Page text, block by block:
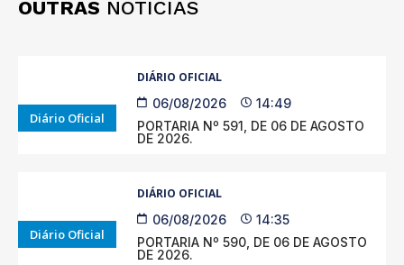
OUTRAS NOTÍCIAS
Diário Oficial
DIÁRIO OFICIAL
06/08/2026
14:49
PORTARIA Nº 591, DE 06 DE AGOSTO
DE 2026.
Diário Oficial
DIÁRIO OFICIAL
06/08/2026
14:35
PORTARIA Nº 590, DE 06 DE AGOSTO
DE 2026.